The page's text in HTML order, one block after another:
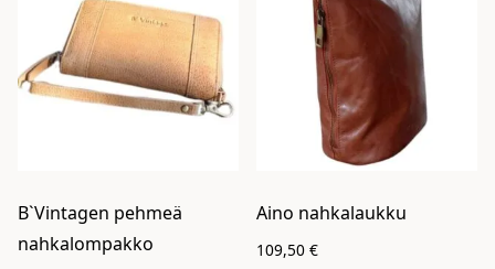
B`Vintagen pehmeä
nahkalompakko
Aino nahkalaukku
109,50€